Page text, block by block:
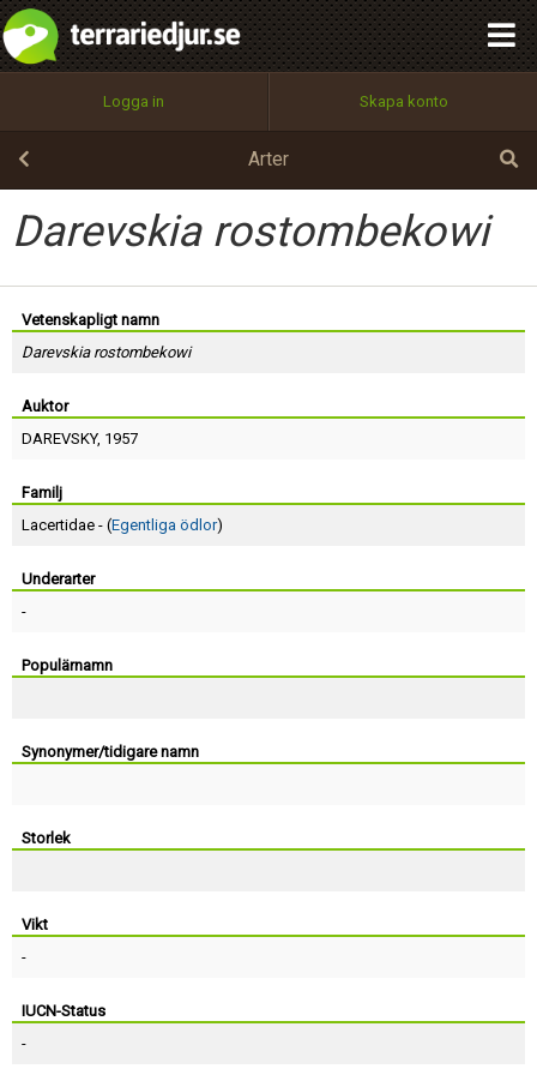
Logga in Skapa konto
Arter
Darevskia rostombekowi
Vetenskapligt namn
Darevskia rostombekowi
Auktor
DAREVSKY, 1957
Familj
Lacertidae - (Egentliga ödlor)
Underarter
-
Populärnamn
Synonymer/tidigare namn
Storlek
Vikt
-
IUCN-Status
-
Utför
100%
OK
integritetspolicy
Namn:
Epost:
Lösenord:
Terms of Service
Begär nytt lösenord
Tillbaka till förstasidan